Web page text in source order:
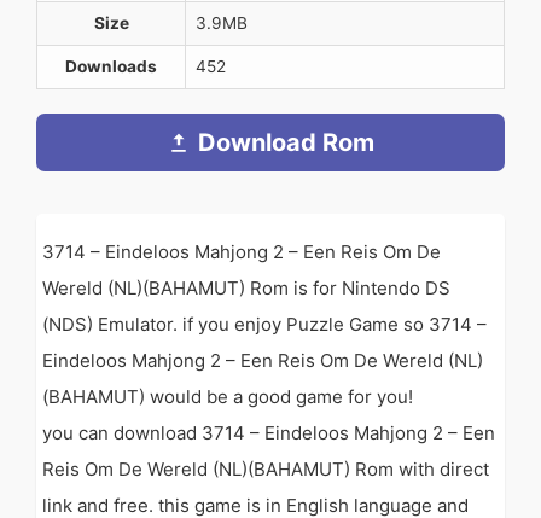
Size 3.9MB
Downloads 452
Download Rom
3714 – Eindeloos Mahjong 2 – Een Reis Om De
Wereld (NL)(BAHAMUT) Rom is for Nintendo DS
(NDS) Emulator. if you enjoy Puzzle Game so 3714 –
Eindeloos Mahjong 2 – Een Reis Om De Wereld (NL)
(BAHAMUT) would be a good game for you!
you can download 3714 – Eindeloos Mahjong 2 – Een
Reis Om De Wereld (NL)(BAHAMUT) Rom with direct
link and free. this game is in English language and